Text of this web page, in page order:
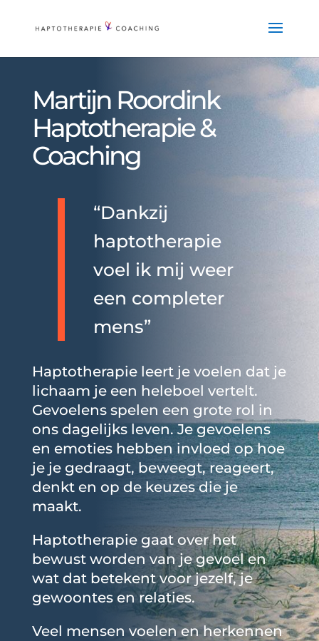
Martijn Roordink
Haptotherapie &
Coaching
“Dankzij
haptotherapie
voel ik mij weer
een completer
mens”
Haptotherapie leert je voelen dat je
lichaam je een heleboel vertelt.
Gevoelens spelen een grote rol in
ons dagelijks leven. Je gevoelens
en emoties hebben invloed op hoe
je je gedraagt, beweegt, reageert,
denkt en op de keuzes die je
maakt.
Haptotherapie gaat over het
bewust worden van je gevoel en
wat dat betekent voor jezelf, je
gewoontes en relaties.
Veel mensen voelen en herkennen